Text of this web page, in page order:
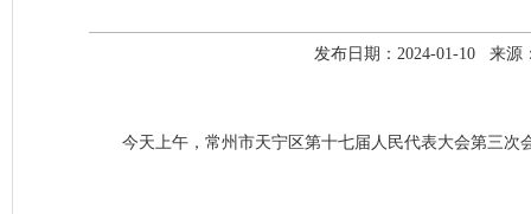
发布日期：2024-01-10 来源
今天上午，常州市天宁区第十七届人民代表大会第三次